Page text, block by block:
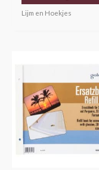
Lijm en Hoekjes
€21,50